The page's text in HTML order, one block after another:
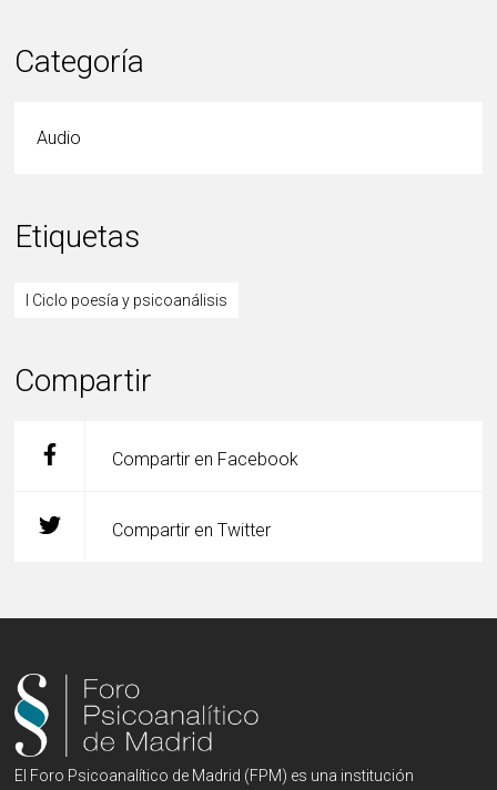
Categoría
Audio
Etiquetas
I Ciclo poesía y psicoanálisis
Compartir
Compartir en Facebook
Compartir en Twitter
El Foro Psicoanalítico de Madrid (FPM) es una institución